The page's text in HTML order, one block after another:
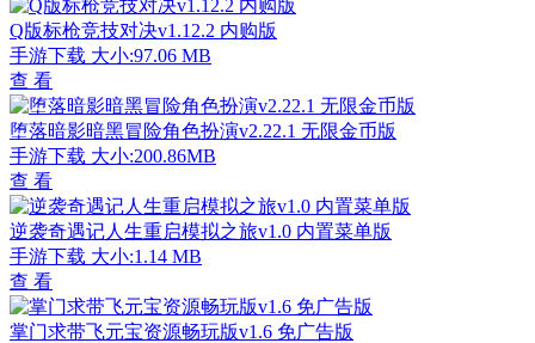
Q版标枪竞技对决v1.12.2 内购版
手游下载 大小:97.06 MB
查 看
堕落暗影暗黑冒险角色扮演v2.22.1 无限金币版
手游下载 大小:200.86MB
查 看
逆袭奇遇记人生重启模拟之旅v1.0 内置菜单版
手游下载 大小:1.14 MB
查 看
掌门求带飞元宝资源畅玩版v1.6 免广告版